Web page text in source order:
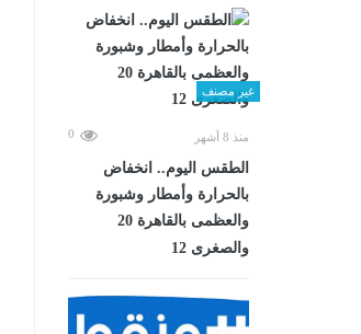
غير مصنف
منذ 8 أشهر 0
الطقس اليوم.. انخفاض
بالحرارة وأمطار وشبورة
والعظمى بالقاهرة 20
والصغرى 12